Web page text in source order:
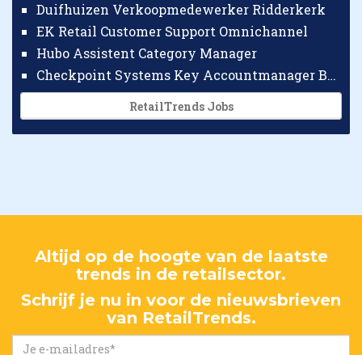
Duifhuizen Verkoopmedewerker Ridderkerk
EK Retail Customer Support Omnichannel
Hubo Assistent Category Manager
Checkpoint Systems Key Accountmanager Benelux
RetailTrends Jobs
Altijd op de hoogte van de laatste
trends in de retailsector.
Schrijf je nu in voor de nieuwsbrieven
van RetailTrends.